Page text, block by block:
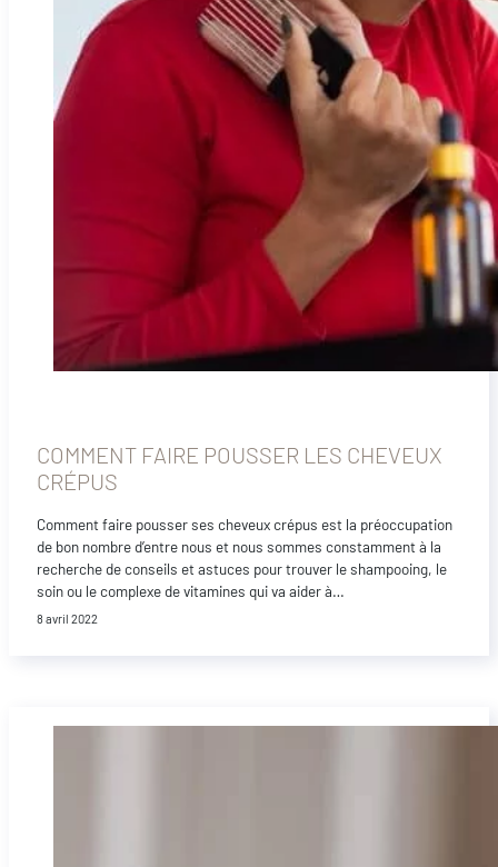
COMMENT FAIRE POUSSER LES CHEVEUX
CRÉPUS
Comment faire pousser ses cheveux crépus est la préoccupation
de bon nombre d’entre nous et nous sommes constamment à la
recherche de conseils et astuces pour trouver le shampooing, le
soin ou le complexe de vitamines qui va aider à…
8 avril 2022